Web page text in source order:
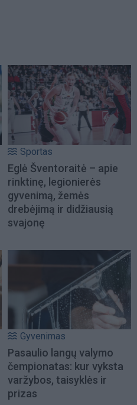
Sportas
Eglė Šventoraitė – apie
rinktinę, legionierės
gyvenimą, žemės
drebėjimą ir didžiausią
svajonę
Gyvenimas
Pasaulio langų valymo
čempionatas: kur vyksta
varžybos, taisyklės ir
prizas